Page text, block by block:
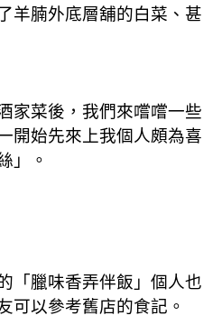
羊腩外底層舖的白菜、甚
家菜後，我們來嚐嚐一些
開始先來上我個人頗為喜
」。
「臘味香弄伴飯」個人也
可以參考舊店的食記。